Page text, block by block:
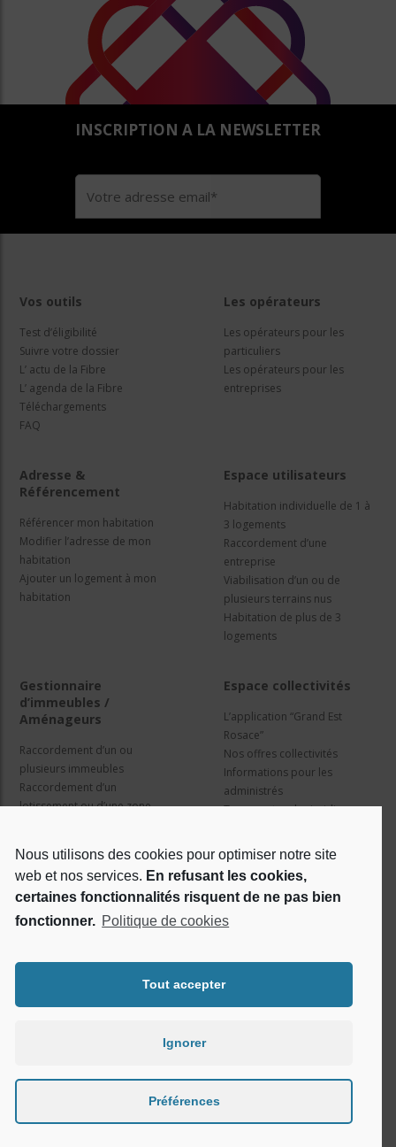
Nous utilisons des cookies pour optimiser notre site
web et nos services. En refusant les cookies,
certaines fonctionnalités risquent de ne pas bien
fonctionner. Politique de cookies
Tout accepter
Ignorer
Préférences
INSCRIPTION A LA NEWSLETTER
Vos outils
Test d’éligibilité
Suivre votre dossier
L’ actu de la Fibre
L’ agenda de la Fibre
Téléchargements
FAQ
Les opérateurs
Les opérateurs pour les
particuliers
Les opérateurs pour les
entreprises
Adresse &
Référencement
Référencer mon habitation
Modifier l’adresse de mon
habitation
Ajouter un logement à mon
habitation
Espace utilisateurs
Habitation individuelle de 1 à
3 logements
Raccordement d’une
entreprise
Viabilisation d’un ou de
plusieurs terrains nus
Habitation de plus de 3
logements
Gestionnaire
d’immeubles /
Aménageurs
Raccordement d’un ou
plusieurs immeubles
Raccordement d’un
lotissement ou d’une zone
Espace collectivités
L’application “Grand Est
Rosace”
Nos offres collectivités
Informations pour les
administrés
Travaux et cadre juridique
Qui sommes nous ?
Le projet Rosace
Réseaux sociaux